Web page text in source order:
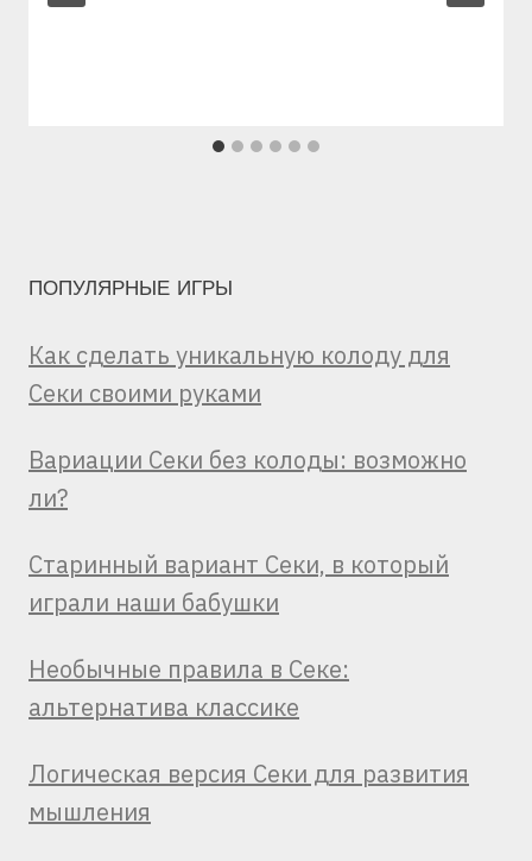
ПОПУЛЯРНЫЕ ИГРЫ
Как сделать уникальную колоду для
Секи своими руками
Вариации Секи без колоды: возможно
ли?
Старинный вариант Секи, в который
играли наши бабушки
Необычные правила в Секе:
альтернатива классике
Логическая версия Секи для развития
мышления